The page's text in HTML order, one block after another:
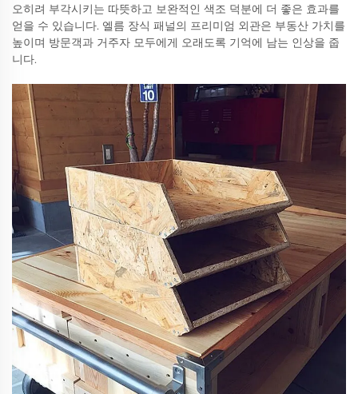
오히려 부각시키는 따뜻하고 보완적인 색조 덕분에 더 좋은 효과를
얻을 수 있습니다. 엘름 장식 패널의 프리미엄 외관은 부동산 가치를
높이며 방문객과 거주자 모두에게 오래도록 기억에 남는 인상을 줍
니다.